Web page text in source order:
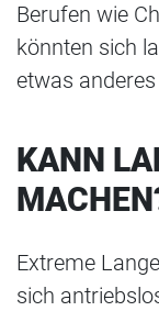
Berufen wie
könnten sich
etwas
KANN
Extreme
sich